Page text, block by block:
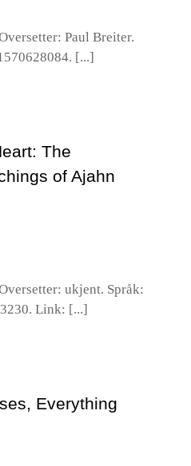
Paul Breiter.
[...]
The
of Ajahn
ukjent. Språk:
Link: [...]
Everything